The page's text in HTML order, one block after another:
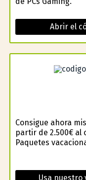
Abrir el
Consigue ahora
partir de 2.500€
Paquetes
Usa nuestro